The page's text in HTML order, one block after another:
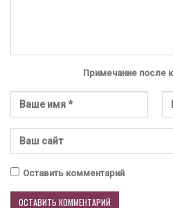
Примечание после
Оставить комментарий